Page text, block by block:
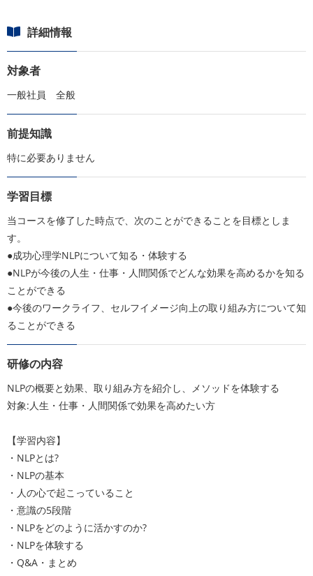
詳細情報
対象者
一般社員 全般
前提知識
特に必要ありません
学習目標
当コースを修了した時点で、次のことができることを目標としま
す。
●成功心理学NLPについて知る・体験する
●NLPが今後の人生・仕事・人間関係でどんな効果を高めるかを知る
ことができる
●今後のワークライフ、セルフイメージ向上の取り組み方について知
ることができる
研修の内容
NLPの概要と効果、取り組み方を紹介し、メソッドを体験する
対象:人生・仕事・人間関係で効果を高めたい方
【学習内容】
・NLPとは?
・NLPの基本
・人の心で起こっていること
・意識の5段階
・NLPをどのように活かすのか?
・NLPを体験する
・Q&A・まとめ